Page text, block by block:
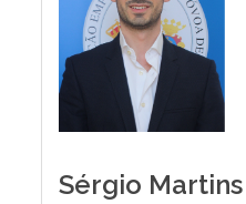
Sérgio